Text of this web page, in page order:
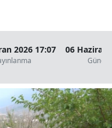
2026 17:07 06 Haziran